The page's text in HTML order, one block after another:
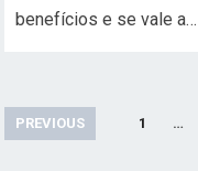
benefícios e se vale a…
Paginação
de
PREVIOUS 1 …